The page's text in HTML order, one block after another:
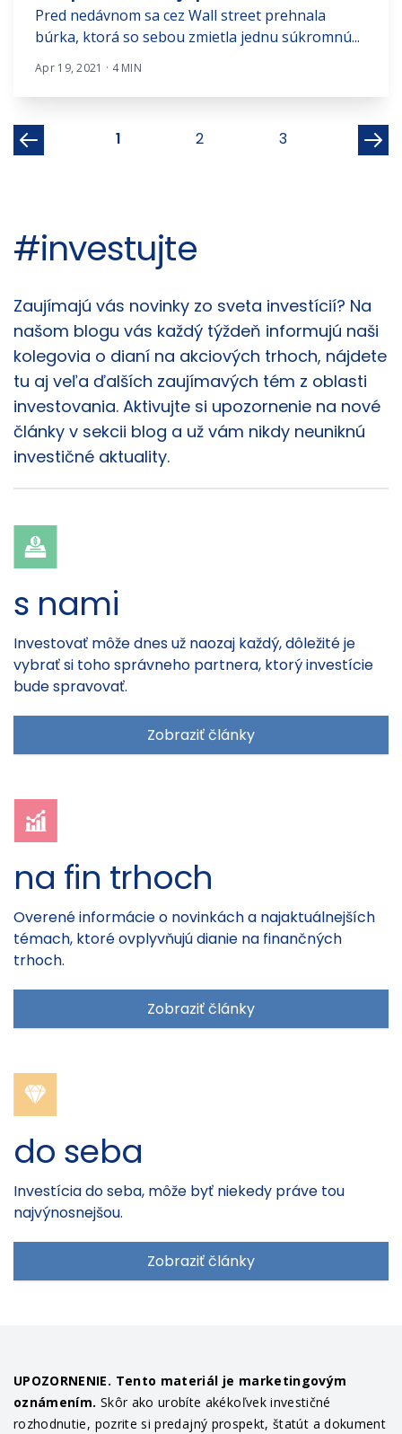
Pred nedávnom sa cez Wall street prehnala
búrka, ktorá so sebou zmietla jednu súkromnú...
Apr 19, 2021 · 4 MIN
1 2 3
#investujte
Články
Zaujímajú vás novinky zo sveta investícií? Na
našom blogu vás každý týždeň informujú naši
kolegovia o dianí na akciových trhoch, nájdete
tu aj veľa ďalších zaujímavých tém z oblasti
investovania. Aktivujte si upozornenie na nové
články v sekcii blog a už vám nikdy neuniknú
investičné aktuality.
s nami
Investovať môže dnes už naozaj každý, dôležité je
vybrať si toho správneho partnera, ktorý investície
bude spravovať.
Zobraziť články
na fin trhoch
Overené informácie o novinkách a najaktuálnejších
témach, ktoré ovplyvňujú dianie na finančných
trhoch.
Zobraziť články
do seba
Investícia do seba, môže byť niekedy práve tou
najvýnosnejšou.
Zobraziť články
UPOZORNENIE. Tento materiál je marketingovým
oznámením. Skôr ako urobíte akékoľvek investičné
rozhodnutie, pozrite si predajný prospekt, štatút a dokument